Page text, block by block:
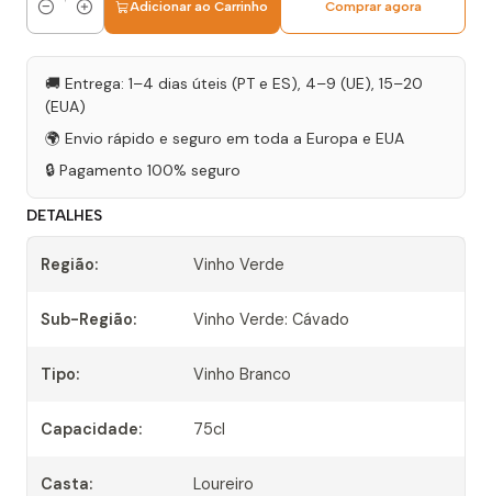
Quantidade
Adicionar ao Carrinho Comprar agora
🚚 Entrega: 1–4 dias úteis (PT e ES), 4–9 (UE), 15–20
(EUA)
🌍 Envio rápido e seguro em toda a Europa e EUA
🔒 Pagamento 100% seguro
DETALHES
Região: Vinho Verde
Sub-Região: Vinho Verde: Cávado
Tipo: Vinho Branco
Capacidade: 75cl
Casta: Loureiro